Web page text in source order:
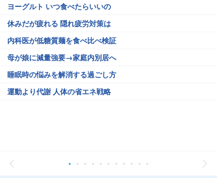
ヨーグルト いつ食べたらいいの
休みだが疲れる 隠れ疲労対策は
内科医が低糖質麺を食べ比べ検証
母が娘に減量強要→家庭内別居へ
睡眠時の悩みを解消する過ごし方
運動より代謝 人体の省エネ戦略